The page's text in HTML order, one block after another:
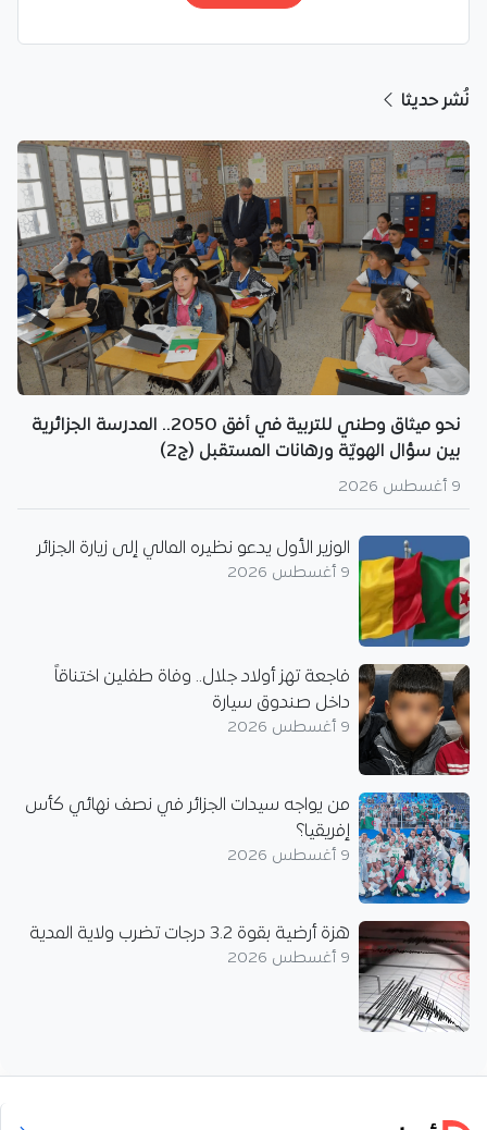
نُشر حديثا
نحو ميثاق وطني للتربية في أفق 2050.. المدرسة الجزائرية
بين سؤال الهويّة ورهانات المستقبل (ج2)
9 أغسطس 2026
الوزير الأول يدعو نظيره المالي إلى زيارة الجزائر
9 أغسطس 2026
فاجعة تهز أولاد جلال.. وفاة طفلين اختناقاً
داخل صندوق سيارة
9 أغسطس 2026
من يواجه سيدات الجزائر في نصف نهائي كأس
إفريقيا؟
9 أغسطس 2026
هزة أرضية بقوة 3.2 درجات تضرب ولاية المدية
9 أغسطس 2026